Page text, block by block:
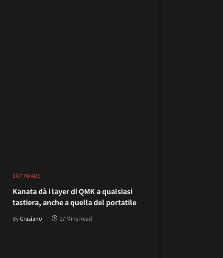
SOFTWARE
Kanata dà i layer di QMK a qualsiasi
tastiera, anche a quella del portatile
ByGraziano 17 Mins Read